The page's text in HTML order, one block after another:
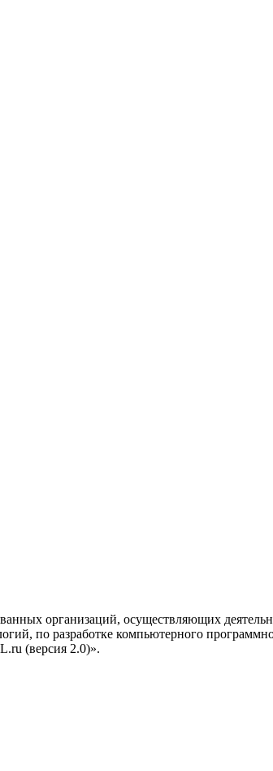
организаций, осуществляющих
по разработке компьютерного
(версия 2.0)».